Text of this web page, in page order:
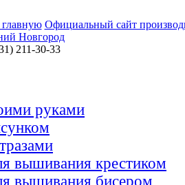
Официальный сайт
Новгород
211-30-33
руками
вышивания крестиком
вышивания бисером